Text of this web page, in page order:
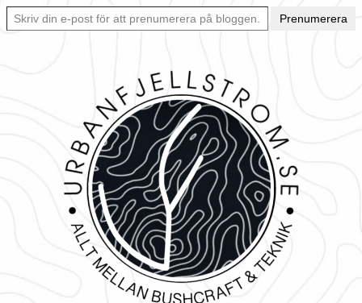
Hoppa
Skriv din e-post för att prenumerera på bloggen… Ett enkelt sätt att hålla sig uppdaterad automatiskt.
Prenumerera